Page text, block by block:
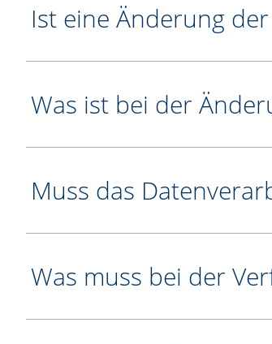
Ist eine Änderung
Was ist bei der
Muss das
Was muss bei der